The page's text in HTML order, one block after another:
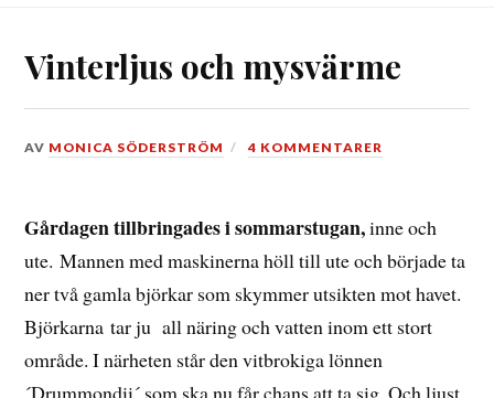
Vinterljus och mysvärme
DEN
2015
AV MONICA SÖDERSTRÖM 4 KOMMENTARER
Gårdagen tillbringades i sommarstugan,inne och
ute. Mannen med maskinerna höll till ute och började ta
ner två gamla björkar som skymmer utsikten mot havet.
Björkarna tar ju all näring och vatten inom ett stort
område. I närheten står den vitbrokiga lönnen
´Drummondii´ som ska nu får chans att ta sig. Och ljust